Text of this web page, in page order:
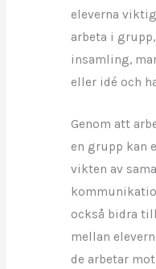
eleverna
arbeta i
insamling,
eller idé och
Genom att
en grupp kan
vikten av
också bidra
mellan
de arbetar